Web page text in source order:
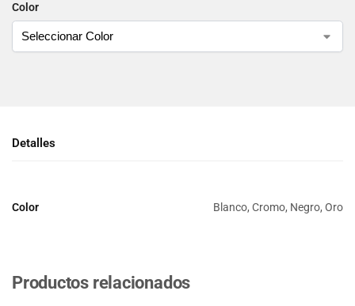
Color
Detalles
Color Blanco, Cromo, Negro, Oro
Productos relacionados